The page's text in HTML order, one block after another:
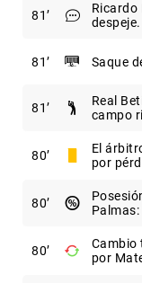
81
Ricardo
despeje.
81 Saque
81
Real
campo
80
El
por
80
Palmas:
80
Cambio
por